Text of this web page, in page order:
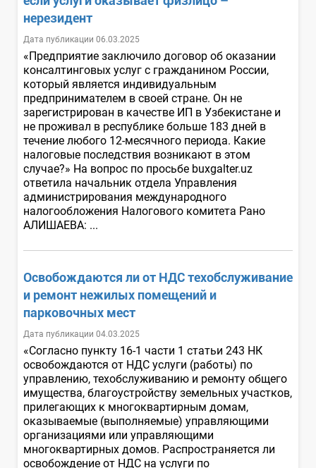
нерезидент
Дата публикации 06.03.2025
«Предприятие заключило договор об оказании
консалтинговых услуг с гражданином России,
который является индивидуальным
предпринимателем в своей стране. Он не
зарегистрирован в качестве ИП в Узбекистане и
не проживал в республике больше 183 дней в
течение любого 12-месячного периода. Какие
налоговые последствия возникают в этом
случае?» На вопрос по просьбе buxgalter.uz
ответила начальник отдела Управления
администрирования международного
налогообложения Налогового комитета Рано
АЛИШАЕВА: ...
Освобождаются ли от НДС техобслуживание
и ремонт нежилых помещений и
парковочных мест
Дата публикации 04.03.2025
«Согласно пункту 16-1 части 1 статьи 243 НК
освобождаются от НДС услуги (работы) по
управлению, техобслуживанию и ремонту общего
имущества, благоустройству земельных участков,
прилегающих к многоквартирным домам,
оказываемые (выполняемые) управляющими
организациями или управляющими
многоквартирных домов. Распространяется ли
освобождение от НДС на услуги по